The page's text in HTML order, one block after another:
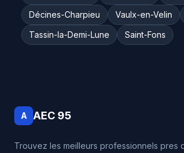
Décines-Charpieu
Vaulx-en-Velin
Tassin-la-Demi-Lune
Saint-Fons
A AEC 95
Trouvez les meilleurs professionnels pres